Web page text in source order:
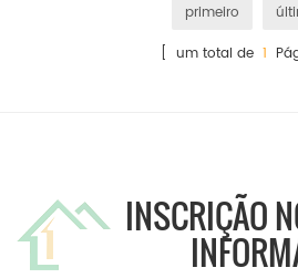
primeiro
[ um total de 1
INSCRIÇÃO